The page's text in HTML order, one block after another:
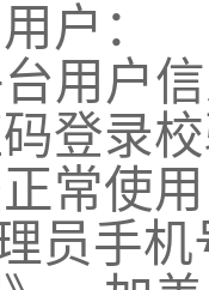
户：
用户
登录
常使
员手